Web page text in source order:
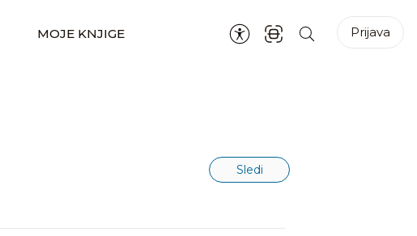
MOJE KNJIGE Prijava
Sledi